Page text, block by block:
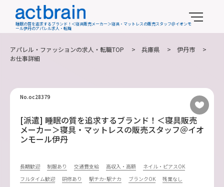
睡眠の質を追求するブランド！＜寝具販売メーカー＞寝具・マットレスの販売スタッフ＠イオンモ
ール伊丹のアパレル求人・転職
アパレル・ファッションの求人・転職TOP > 兵庫県 > 伊丹市 >
お仕事詳細
No.oc28379
[派遣] 睡眠の質を追求するブランド！＜寝具販売
メーカー＞寝具・マットレスの販売スタッフ＠イオ
ンモール伊丹
長期歓迎 制服あり 交通費支給 高収入・高額
ネイル・ピアスOK
フルタイム歓迎
研修あり 駅チカ･駅ナカ ブランクOK
残業なし